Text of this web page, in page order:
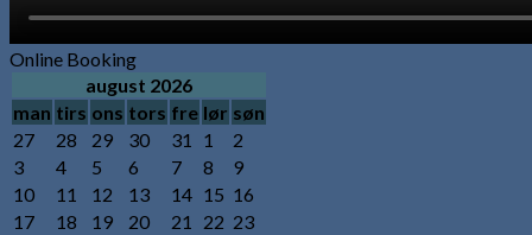
Online Booking
august 2026
man tirs ons tors fre lør søn
27
28 29 30 31 1
2
3
4 5 6 7 8
9
10
11 12 13 14 15 16
17
18 19 20 21 22 23